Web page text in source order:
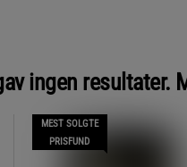
ingen
MEST SOLGTE
PRISFUND